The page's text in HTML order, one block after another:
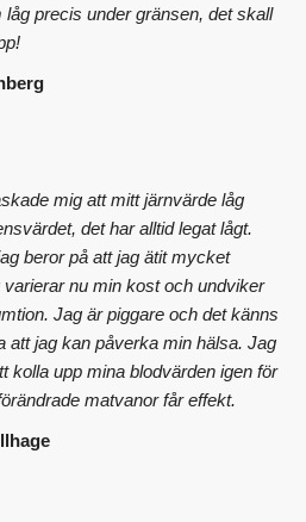
låg precis under gränsen, det skall
mig att mitt järnvärde låg
det har alltid legat lågt.
beror på att jag ätit mycket
varierar nu min kost och undviker
Jag är piggare och det känns
att jag kan påverka min hälsa. Jag
kolla upp mina blodvärden igen för
matvanor får effekt.